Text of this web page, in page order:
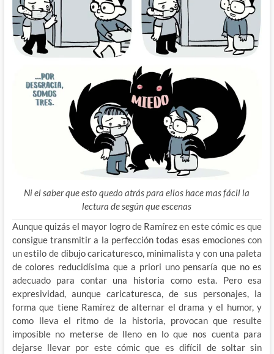
Ni el saber que esto quedo atrás para ellos hace mas fácil la
lectura de según que escenas
Aunque quizás el mayor logro de Ramírez en este cómic es que
consigue transmitir a la perfección todas esas emociones con
un estilo de dibujo caricaturesco, minimalista y con una paleta
de colores reducidísima que a priori uno pensaría que no es
adecuado para contar una historia como esta. Pero esa
expresividad, aunque caricaturesca, de sus personajes, la
forma que tiene Ramírez de alternar el drama y el humor, y
como lleva el ritmo de la historia, provocan que resulte
imposible no meterse de lleno en lo que nos cuenta para
dejarse llevar por este cómic que es difícil de soltar sin